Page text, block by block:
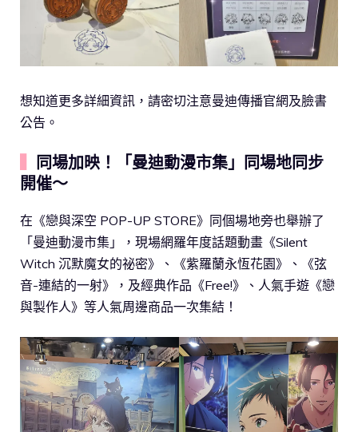
想知道更多詳細資訊，請密切注意曼迪傳播官網及臉書
公告。
同場加映！「曼迪動漫市集」同場地同步
開催～
在《戀與深空 POP-UP STORE》同個場地旁也舉辦了
「曼迪動漫市集」，現場網羅年度話題動畫《Silent
Witch 沉默魔女的祕密》、《紫羅蘭永恆花園》、《弦
音-連結的一射》，及經典作品《Free!》、人氣手遊《戀
與製作人》等人氣周邊商品一次集結！